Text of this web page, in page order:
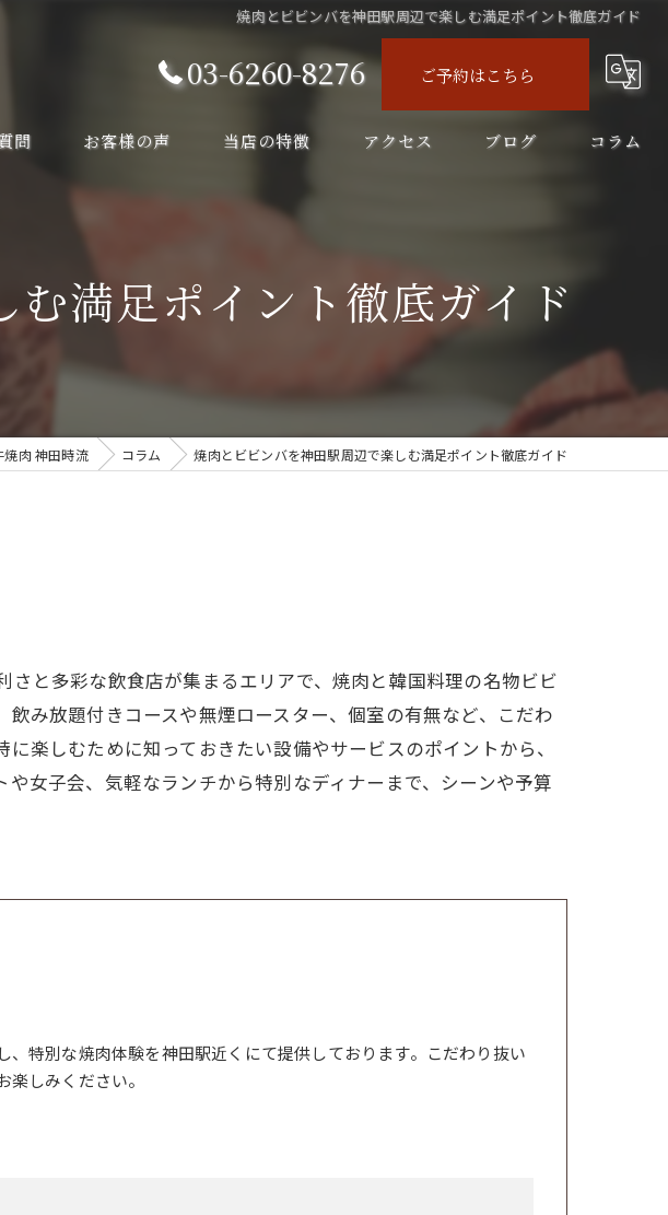
焼肉とビビンバを神田駅周辺で楽しむ満足ポイント徹底ガイド
03-6260-8276 ご予約はこちら
問 お客様の声 当店の特徴
ディナー
飲み会
アクセス ブログ コラム
満足ポイント徹底ガイド
焼肉 神田時流 コラム 焼肉とビビンバを神田駅周辺で楽しむ満足ポイント徹底ガイド
と多彩な飲食店が集まるエリアで、焼肉と韓国料理の名物ビビ
み放題付きコースや無煙ロースター、個室の有無など、こだわ
楽しむために知っておきたい設備やサービスのポイントから、
女子会、気軽なランチから特別なディナーまで、シーンや予算
特別な焼肉体験を神田駅近くにて提供しております。こだわり抜い
しみください。